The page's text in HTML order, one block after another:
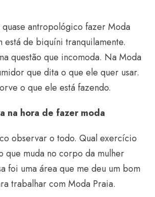
antropológico fazer Moda
está de biquíni tranquilamente.
questão que incomoda. Na Moda
que dita o que ele quer usar.
o que ele está fazendo.
na hora de fazer moda
observar o todo. Qual exercício
que muda no corpo da mulher
foi uma área que me deu um bom
trabalhar com Moda Praia.